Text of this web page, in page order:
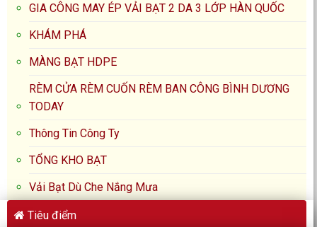
GIA CÔNG MAY ÉP VẢI BẠT 2 DA 3 LỚP HÀN QUỐC
KHÁM PHÁ
MÀNG BẠT HDPE
RÈM CỬA RÈM CUỐN RÈM BAN CÔNG BÌNH DƯƠNG
TODAY
Thông Tin Công Ty
TỔNG KHO BẠT
Vải Bạt Dù Che Nắng Mưa
Tiêu điểm